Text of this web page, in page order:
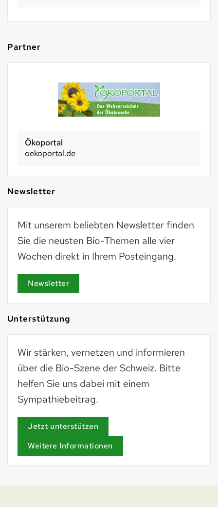
Partner
Basel 2030
basel2030.ch
Newsletter
Mit unserem beliebten Newsletter finden
Sie die neusten Bio-Themen alle vier
Wochen direkt in Ihrem Posteingang.
Newsletter
Unterstützung
Wir stärken, vernetzen und informieren
über die Bio-Szene der Schweiz. Bitte
helfen Sie uns dabei mit einem
Sympathiebeitrag.
Jetzt unterstützen
Weitere Informationen